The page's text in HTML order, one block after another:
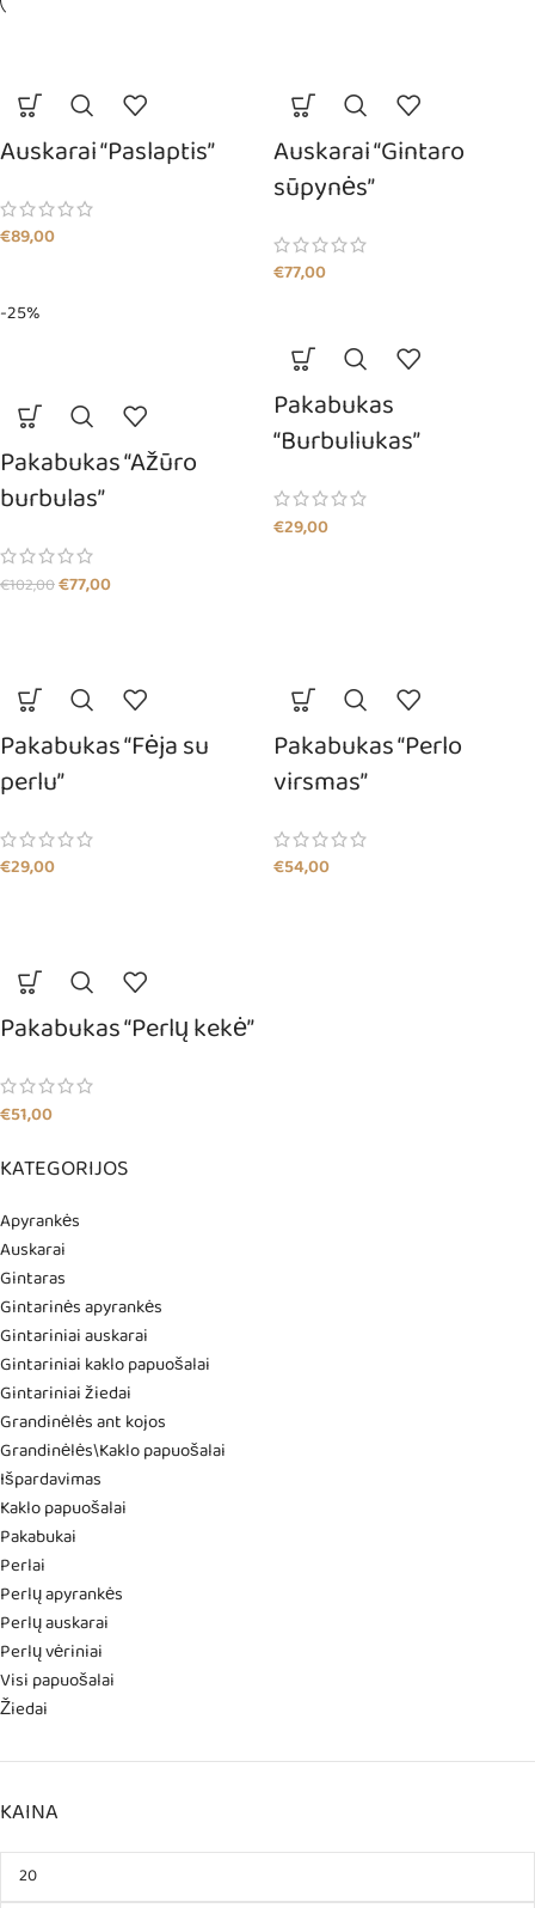
KATEGORIJOS
Apyrankės
Auskarai
Gintaras
Gintarinės apyrankės
Gintariniai auskarai
Gintariniai kaklo papuošalai
Gintariniai žiedai
Grandinėlės ant kojos
Grandinėlės\Kaklo papuošalai
Išpardavimas
Kaklo papuošalai
Pakabukai
Perlai
Perlų apyrankės
Perlų auskarai
Perlų vėriniai
Visi papuošalai
Žiedai
KAINA
Auskarai “Paslaptis”
€89,00
Auskarai “Gintaro
sūpynės”
€77,00
-25%
Pakabukas “Ažūro
burbulas”
€102,00€77,00
Pakabukas
“Burbuliukas”
€29,00
Pakabukas “Fėja su
perlu”
€29,00
Pakabukas “Perlo
virsmas”
€54,00
Pakabukas “Perlų kekė”
€51,00